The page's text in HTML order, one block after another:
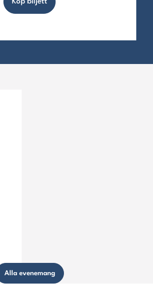
Alla evenemang